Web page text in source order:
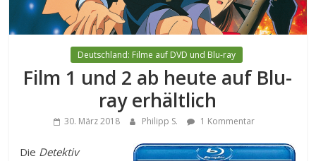
Deutschland: Filme auf DVD und Blu-ray
Film 1 und 2 ab heute auf Blu-
ray erhältlich
30. März 2018 Philipp S. 1 Kommentar
Die Detektiv